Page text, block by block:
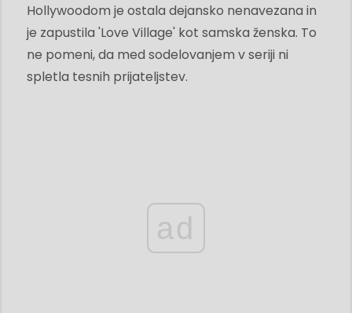
Hollywoodom je ostala dejansko nenavezana in
je zapustila 'Love Village' kot samska ženska. To
ne pomeni, da med sodelovanjem v seriji ni
spletla tesnih prijateljstev.
ad